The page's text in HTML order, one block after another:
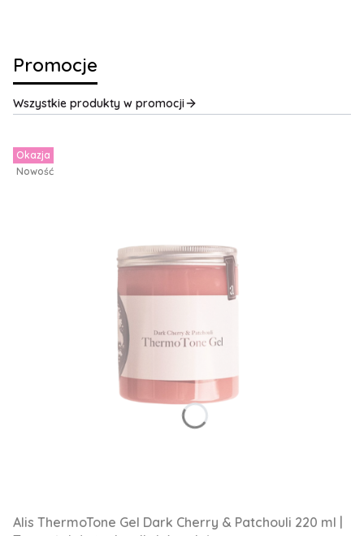
Promocje
Wszystkie produkty w promocji
Okazja
Nowość
Alis ThermoTone Gel Dark Cherry & Patchouli 220 ml |